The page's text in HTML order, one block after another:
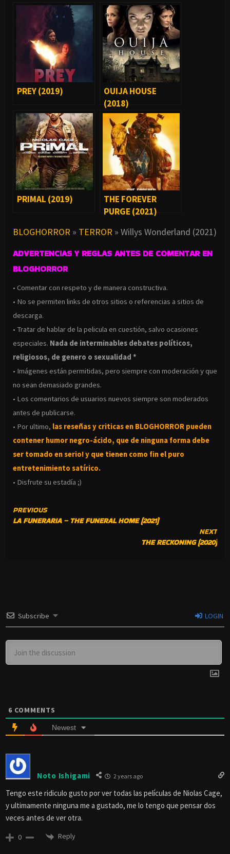
PREY (2019)
OUIJA HOUSE
(2018)
PRIMAL (2019)
THE FOREVER
PURGE (2021)
BLOGHORROR » TERROR » Willys Wonderland (2021)
ADVERTENCIAS Y REGLAS ANTES DE COMENTAR EN
BLOGHORROR
• Comentar con respeto y de manera constructiva.
• No se permiten links de otros sitios o referencias a sitios de
descarga.
• Tratar de hablar de la pelicula en cuestión, salvo ocasiones
especiales. Nada de interminables debates políticos,
religiosos, de genero o sexualidad *
• Imágenes están permitidas, pero siempre con moderación y que
no sean demasiado grandes.
• Los comentarios de usuarios nuevos siempre son moderados
antes de publicarse.
• Por ultimo, las reseñas y criticas en BLOGHORROR pueden
contener humor negro-ácido, que de ninguna forma debe
ser tomado en serio! y que tienen como fin el puro
entretenimiento satírico.
• Disfrute su estadía ;)
CONTINUE
READING
PREVIOUS
LA FUNERARIA – THE FUNERAL HOME (2021)
NEXT
THE RECKONING (2020)
Subscribe LOGIN
6 COMMENTS
Newest
Noto Ishigami 2 years ago
Tengo este ridiculo gusto por ver todas las películas de Niolas Cage,
y ultimamente ninguna me a gustado, me lo tengo que pensar dos
veces antes de ver otra.
0 Reply